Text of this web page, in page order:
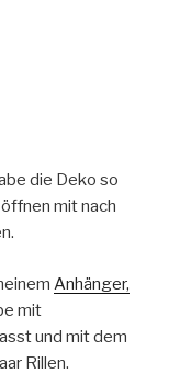
die Deko so
mit nach
Anhänger,
mit
und mit dem
Rillen.